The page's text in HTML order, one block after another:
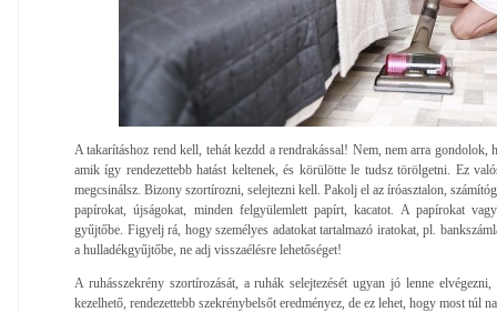
A takarításhoz rend kell, tehát kezdd a rendrakással! Nem, nem arra gondolok,
amik így rendezettebb hatást keltenek, és körülötte le tudsz törölgetni. Ez
megcsinálsz. Bizony szortírozni, selejtezni kell. Pakolj el az íróasztalon,
papírokat, újságokat, minden felgyülemlett papírt, kacatot. A papírokat
gyűjtőbe. Figyelj rá, hogy személyes adatokat tartalmazó iratokat, pl.
a hulladékgyűjtőbe, ne adj visszaélésre lehetőséget!
A ruhásszekrény szortírozását, a ruhák selejtezését ugyan jó lenne
kezelhető, rendezettebb szekrénybelsőt eredményez, de ez lehet, hogy most túl